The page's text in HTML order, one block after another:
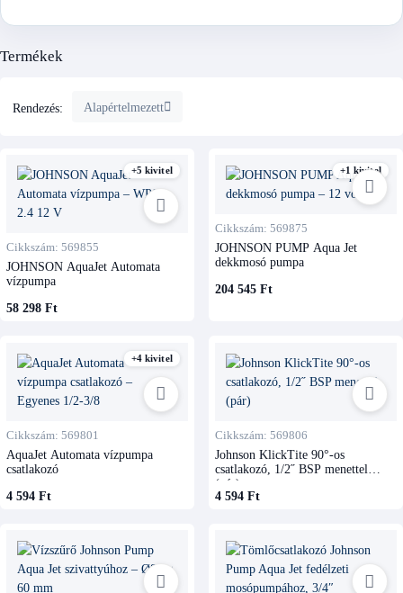
Termékek
Rendezés: Alapértelmezett
+5 kivitel
Cikkszám: 569855
JOHNSON AquaJet Automata
vízpumpa
58 298 Ft
+1 kivitel
Cikkszám: 569875
JOHNSON PUMP Aqua Jet
dekkmosó pumpa
204 545 Ft
+4 kivitel
Cikkszám: 569801
AquaJet Automata vízpumpa
csatlakozó
4 594 Ft
Cikkszám: 569806
Johnson KlickTite 90°-os
csatlakozó, 1/2˝ BSP menettel
(pár)
4 594 Ft